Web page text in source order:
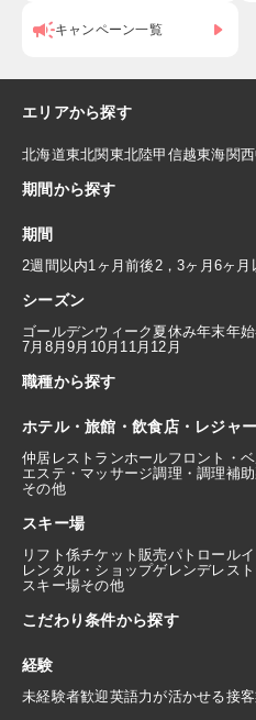
キャンペーン一覧
エリアから探す
北海道東北関東北陸甲信越東海関西
期間から探す
期間
2週間以内1ヶ月前後 2，3ヶ月 6ヶ月
シーズン
ゴールデンウィーク 夏休み年末年始
7月 8月9月 10月 11月 12月
職種から探す
ホテル・旅館・飲食店・レジャ
仲居 レストランホールフロント・
エステ・マッサージ調理・調理補助
その他
スキー場
リフト係チケット販売パトロール
レンタル・ショップゲレンデレス
スキー場その他
こだわり条件から探す
経験
未経験者歓迎英語力が活かせる接